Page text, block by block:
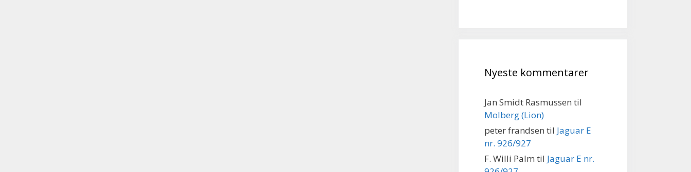
Nyeste kommentarer
Jan Smidt Rasmussen til
Molberg (Lion)
peter frandsen til Jaguar E
nr. 926/927
F. Willi Palm til Jaguar E nr.